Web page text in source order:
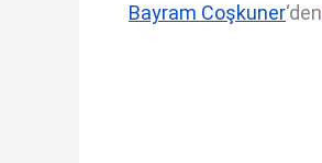
Bayram Coşkuner‘den